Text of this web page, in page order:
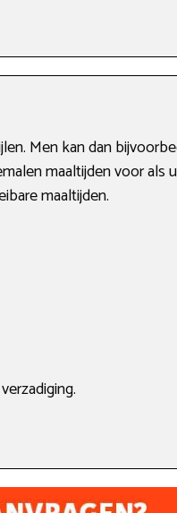
Men kan dan
maaltijden voor als u
maaltijden.